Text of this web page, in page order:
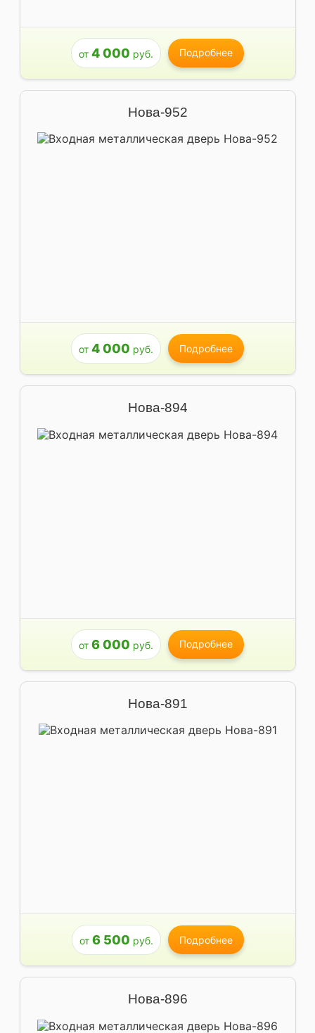
от 4 000 руб. Подробнее
Нова-952
от 4 000 руб. Подробнее
Нова-894
от 6 000 руб. Подробнее
Нова-891
от 6 500 руб. Подробнее
Нова-896